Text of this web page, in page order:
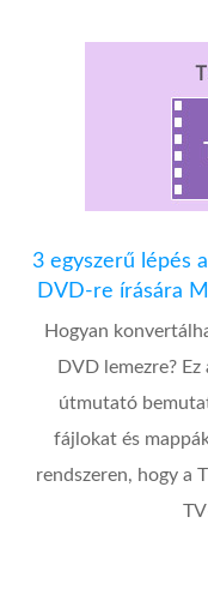
3 egyszerű lépés
DVD-re írására
Hogyan
DVD lemezre?
útmutató
fájlokat és
rendszeren, hogy a